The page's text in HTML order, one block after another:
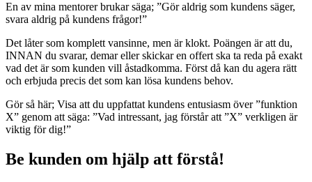
En av mina mentorer brukar säga; ”Gör aldrig som kundens säger,
svara aldrig på kundens frågor!”
Det låter som komplett vansinne, men är klokt. Poängen är att du,
INNAN du svarar, demar eller skickar en offert ska ta reda på exakt
vad det är som kunden vill åstadkomma. Först då kan du agera rätt
och erbjuda precis det som kan lösa kundens behov.
Gör så här; Visa att du uppfattat kundens entusiasm över ”funktion
X” genom att säga: ”Vad intressant, jag förstår att ”X” verkligen är
viktig för dig!”
Be kunden om hjälp att förstå!